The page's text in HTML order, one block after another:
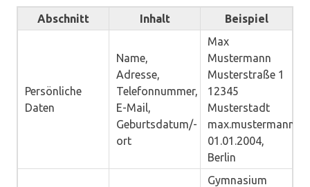
Abschnitt Inhalt Beispiel
Persönliche
Daten
Name,
Adresse,
Telefonnummer,
E-Mail,
Geburtsdatum/-
ort
Max
Mustermann
Musterstraße 1
12345
Musterstadt
01.01.2004,
Berlin
Gymnasium